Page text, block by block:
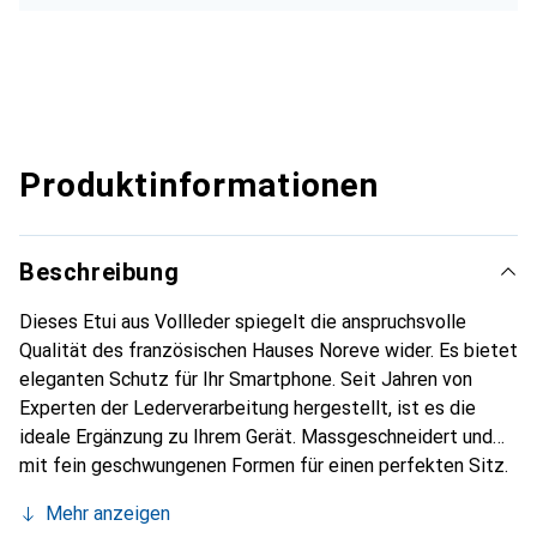
Produktinformationen
Beschreibung
Dieses Etui aus Vollleder spiegelt die anspruchsvolle
Qualität des französischen Hauses Noreve wider. Es bietet
eleganten Schutz für Ihr Smartphone. Seit Jahren von
Experten der Lederverarbeitung hergestellt, ist es die
ideale Ergänzung zu Ihrem Gerät. Massgeschneidert und
mit fein geschwungenen Formen für einen perfekten Sitz.
Smartphone. Die Marke Noreve ist international für ihre
Mehr anzeigen